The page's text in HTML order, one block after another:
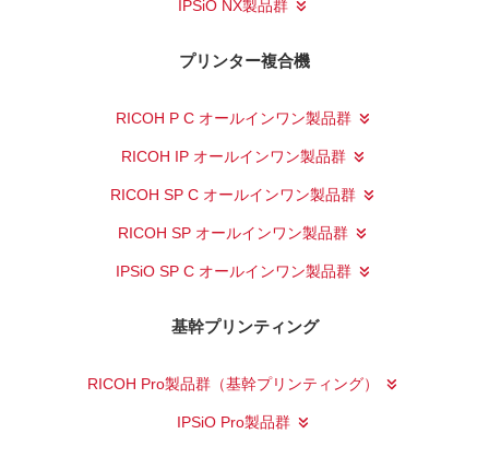
IPSiO NX製品群
プリンター複合機
RICOH P C オールインワン製品群
RICOH IP オールインワン製品群
RICOH SP C オールインワン製品群
RICOH SP オールインワン製品群
IPSiO SP C オールインワン製品群
基幹プリンティング
RICOH Pro製品群（基幹プリンティング）
IPSiO Pro製品群